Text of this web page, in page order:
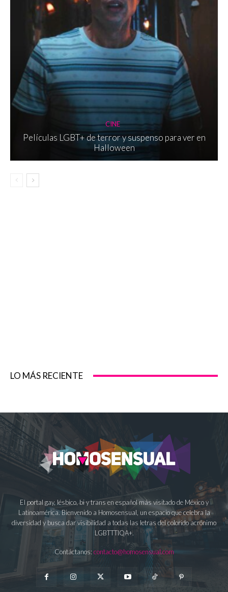
CINE
Películas LGBT+ de terror y suspenso para ver en
Halloween
LO MÁS RECIENTE
El portal gay, lésbico, bi y trans en español más visitado de México y
Latinoamérica. Bienvenido a Homosensual, un espacio que celebra la
diversidad y busca dar visibilidad a todas las letras del colorido acrónimo
LGBTTTIQA+.
Contáctanos: contacto@homosensual.com